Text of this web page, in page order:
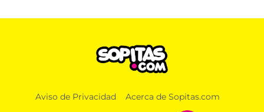
Otra vez entre andamios: El AICM arranca la
Aviso de Privacidad Acerca de Sopitas.com